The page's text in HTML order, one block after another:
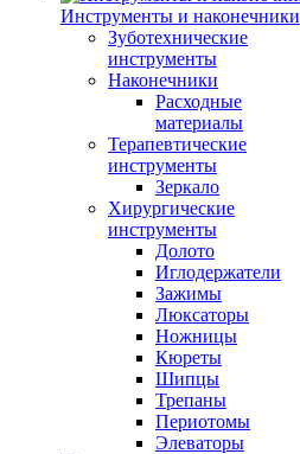
Инструменты и наконечники
Зуботехнические
инструменты
Наконечники
Расходные
материалы
Терапевтические
инструменты
Зеркало
Хирургические
инструменты
Долото
Иглодержатели
Зажимы
Люксаторы
Ножницы
Кюреты
Шипцы
Трепаны
Периотомы
Элеваторы